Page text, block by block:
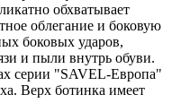
обхватывает
облегание и боковую
боковых ударов,
и пыли внутрь обуви.
серии "SAVEL-Европа"
Верх ботинка имеет